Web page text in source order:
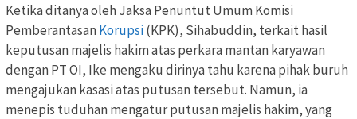
Ketika ditanya oleh Jaksa Penuntut Umum Komisi
PemberantasanKorupsi(KPK), Sihabuddin, terkait hasil
keputusan majelis hakim atas perkara mantan karyawan
dengan PT OI, Ike mengaku dirinya tahu karena pihak buruh
mengajukan kasasi atas putusan tersebut. Namun, ia
menepis tuduhan mengatur putusan majelis hakim, yang